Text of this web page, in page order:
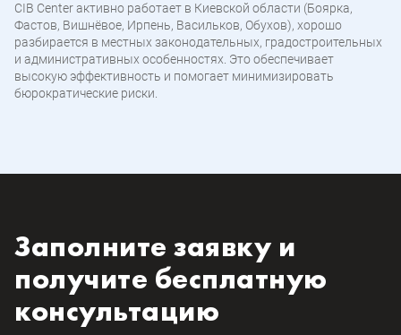
CIB Center активно работает в Киевской области (Боярка,
Фастов, Вишнёвое, Ирпень, Васильков, Обухов), хорошо
разбирается в местных законодательных, градостроительных
и административных особенностях. Это обеспечивает
высокую эффективность и помогает минимизировать
бюрократические риски.
Заполните заявку и
получите бесплатную
консультацию